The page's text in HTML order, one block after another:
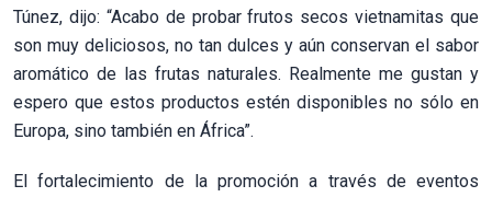
Túnez, dijo: “Acabo de probar frutos secos vietnamitas que
son muy deliciosos, no tan dulces y aún conservan el sabor
aromático de las frutas naturales. Realmente me gustan y
espero que estos productos estén disponibles no sólo en
Europa, sino también en África”.
El fortalecimiento de la promoción a través de eventos